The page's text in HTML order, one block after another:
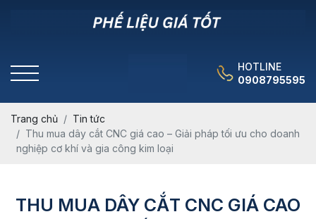
HOTLINE
0908795595
Trang chủ
Tin tức
Thu mua dây cắt CNC giá cao – Giải pháp tối ưu cho doanh
nghiệp cơ khí và gia công kim loại
THU MUA DÂY CẮT CNC GIÁ CAO